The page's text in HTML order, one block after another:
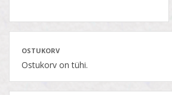
OSTUKORV
Ostukorv on tühi.